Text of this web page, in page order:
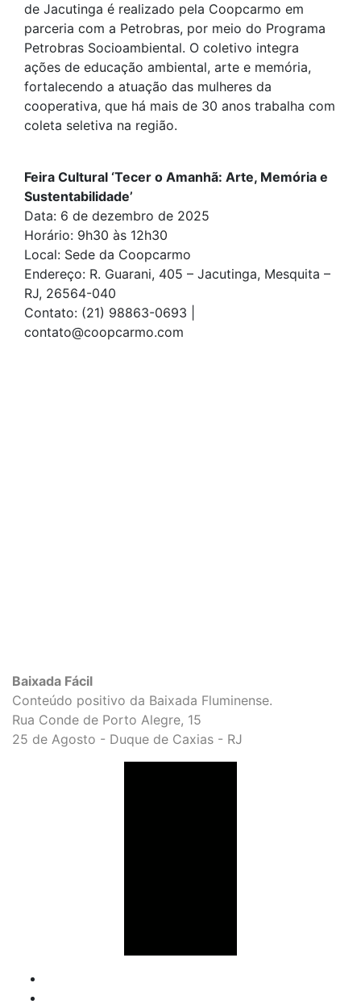
de Jacutinga é realizado pela Coopcarmo em
parceria com a Petrobras, por meio do Programa
Petrobras Socioambiental. O coletivo integra
ações de educação ambiental, arte e memória,
fortalecendo a atuação das mulheres da
cooperativa, que há mais de 30 anos trabalha com
coleta seletiva na região.
Feira Cultural ‘Tecer o Amanhã: Arte, Memória e
Sustentabilidade’
Data: 6 de dezembro de 2025
Horário: 9h30 às 12h30
Local: Sede da Coopcarmo
Endereço: R. Guarani, 405 – Jacutinga, Mesquita –
RJ, 26564-040
Contato: (21) 98863-0693 |
contato@coopcarmo.com
Baixada Fácil
Conteúdo positivo da Baixada Fluminense.
Rua Conde de Porto Alegre, 15
25 de Agosto - Duque de Caxias - RJ